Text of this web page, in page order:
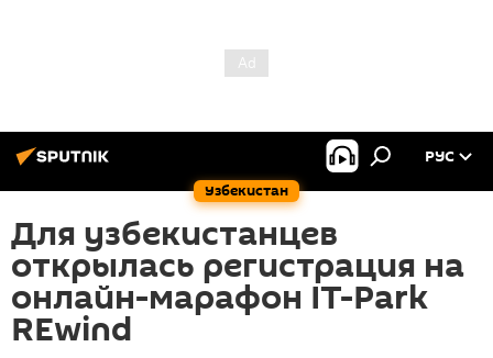
Узбекистан
РУС
Для узбекистанцев
открылась регистрация на
онлайн-марафон IT-Park
REwind